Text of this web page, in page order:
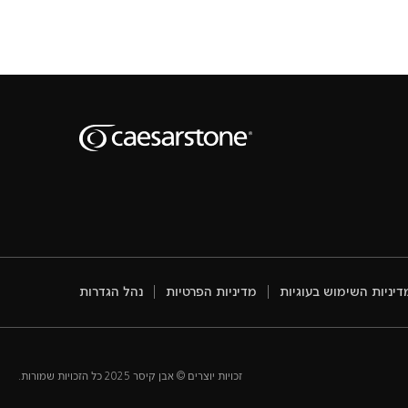
השימוש בעוגיות מדיניות הפרטיות נהל הגדרות
זכויות יוצרים © אבן קיסר 2025 כל הזכויות שמורות.